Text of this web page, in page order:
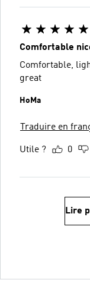
Comfortable
Comfortable,
great
HoMa
Traduire en
Utile ? 0
Lire